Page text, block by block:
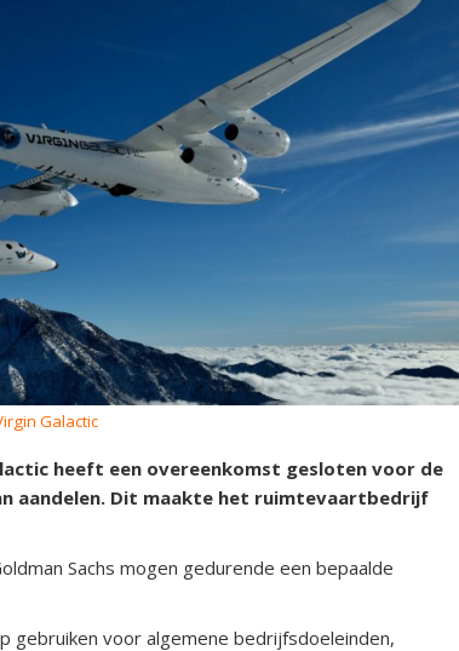
Galactic
heeft een overeenkomst gesloten voor de
aandelen. Dit maakte het ruimtevaartbedrijf
Sachs mogen gedurende een bepaalde
gebruiken voor algemene bedrijfsdoeleinden,